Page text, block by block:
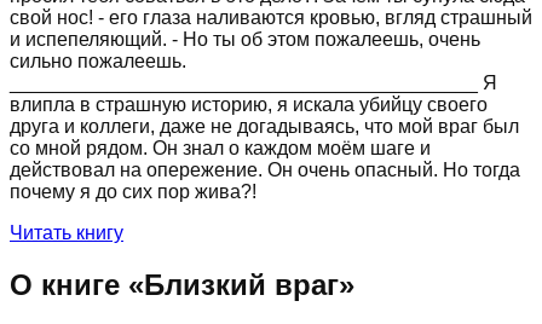
свой нос! - его глаза наливаются кровью, вгляд страшный
и испепеляющий. - Но ты об этом пожалеешь, очень
сильно пожалеешь.
___________________________________________ Я
влипла в страшную историю, я искала убийцу своего
друга и коллеги, даже не догадываясь, что мой враг был
со мной рядом. Он знал о каждом моём шаге и
действовал на опережение. Он очень опасный. Но тогда
почему я до сих пор жива?!
Читать книгу
О книге «Близкий враг»